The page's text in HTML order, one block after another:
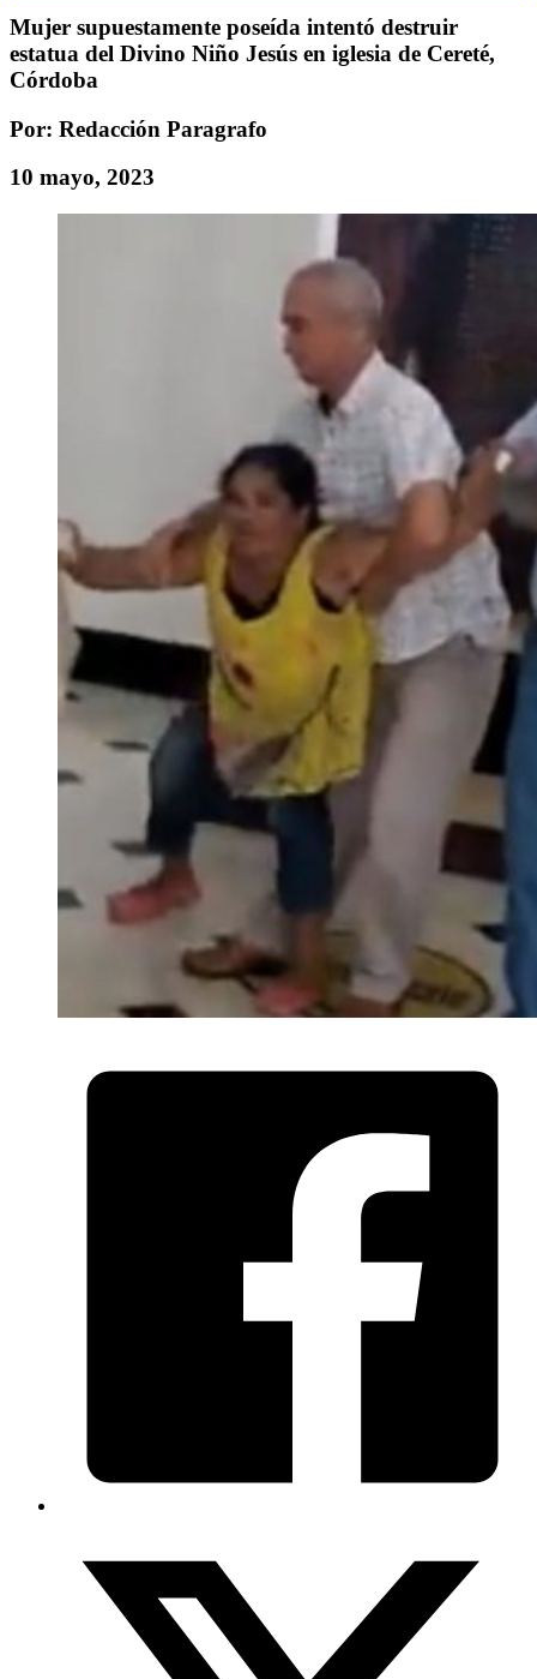
Mujer supuestamente poseída intentó destruir
estatua del Divino Niño Jesús en iglesia de Cereté,
Córdoba
Por: Redacción Paragrafo
10 mayo, 2023